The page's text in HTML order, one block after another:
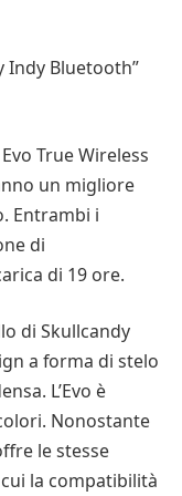
Indy Bluetooth”
True Wireless
un migliore
Entrambi i
di
di 19 ore.
di Skullcandy
a forma di stelo
L’Evo è
Nonostante
le stesse
la compatibilità